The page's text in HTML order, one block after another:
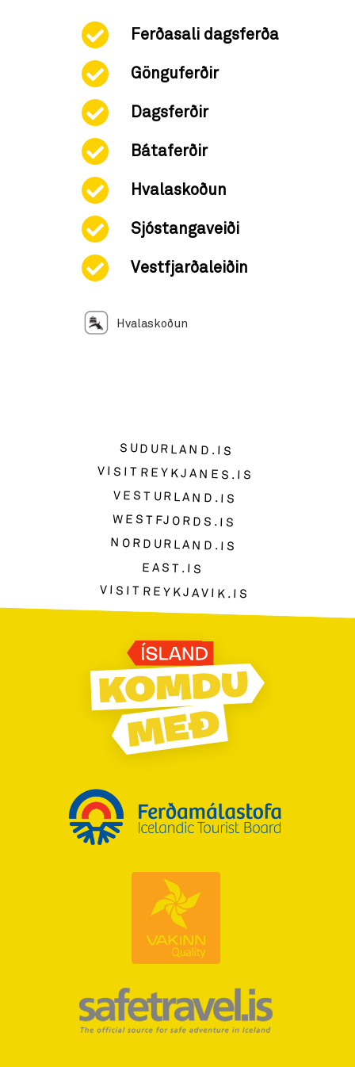
Ferðasali dagsferða
Gönguferðir
Dagsferðir
Bátaferðir
Hvalaskoðun
Sjóstangaveiði
Vestfjarðaleiðin
Hvalaskoðun
SUDURLAND.IS
VISITREYKJANES.IS
VESTURLAND.IS
WESTFJORDS.IS
NORDURLAND.IS
EAST.IS
VISITREYKJAVIK.IS